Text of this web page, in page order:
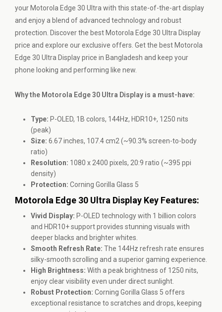
your Motorola Edge 30 Ultra with this state-of-the-art display
and enjoy a blend of advanced technology and robust
protection. Discover the best Motorola Edge 30 Ultra Display
price and explore our exclusive offers. Get the best Motorola
Edge 30 Ultra Display price in Bangladesh and keep your
phone looking and performing like new.
Why the Motorola Edge 30 Ultra Display is a must-have:
Type: P-OLED, 1B colors, 144Hz, HDR10+, 1250 nits
(peak)
Size: 6.67 inches, 107.4 cm2 (~90.3% screen-to-body
ratio)
Resolution: 1080 x 2400 pixels, 20:9 ratio (~395 ppi
density)
Protection: Corning Gorilla Glass 5
Motorola Edge 30 Ultra Display Key Features:
Vivid Display: P-OLED technology with 1 billion colors
and HDR10+ support provides stunning visuals with
deeper blacks and brighter whites.
Smooth Refresh Rate: The 144Hz refresh rate ensures
silky-smooth scrolling and a superior gaming experience.
High Brightness: With a peak brightness of 1250 nits,
enjoy clear visibility even under direct sunlight.
Robust Protection: Corning Gorilla Glass 5 offers
exceptional resistance to scratches and drops, keeping